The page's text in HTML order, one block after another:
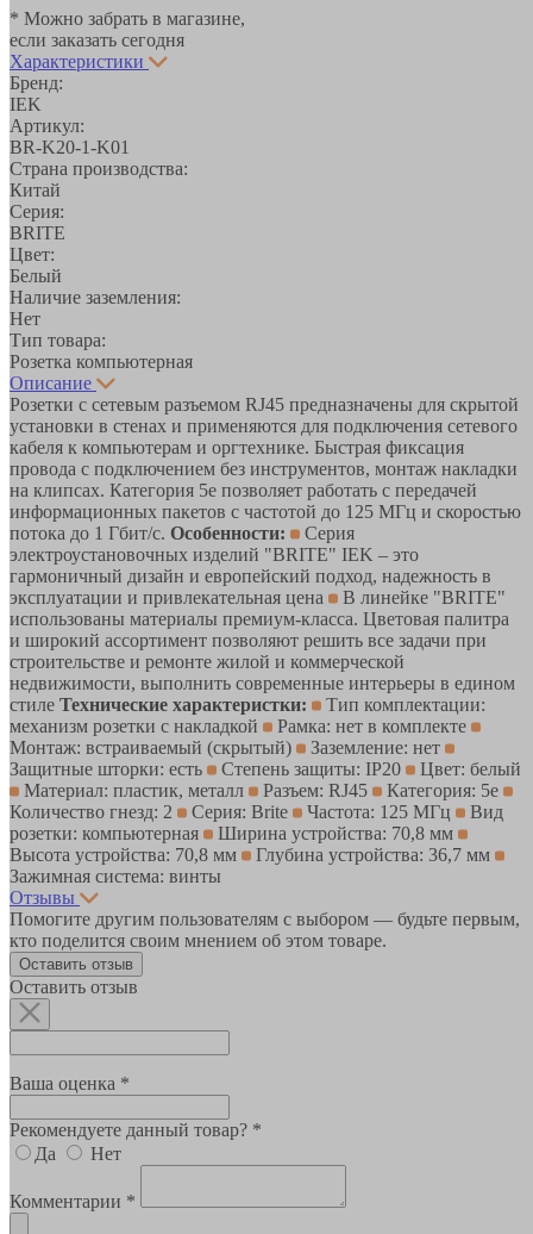
* Можно забрать в магазине,
если заказать сегодня
Характеристики
Бренд:
IEK
Артикул:
BR-K20-1-K01
Страна производства:
Китай
Серия:
BRITE
Цвет:
Белый
Наличие заземления:
Нет
Тип товара:
Розетка компьютерная
Описание
Розетки с сетевым разъемом RJ45 предназначены для скрытой
установки в стенах и применяются для подключения сетевого
кабеля к компьютерам и оргтехнике. Быстрая фиксация
провода с подключением без инструментов, монтаж накладки
на клипсах. Категория 5е позволяет работать с передачей
информационных пакетов с частотой до 125 МГц и скоростью
потока до 1 Гбит/с. Особенности:
Серия
электроустановочных изделий "BRITE" IEK – это
гармоничный дизайн и европейский подход, надежность в
эксплуатации и привлекательная цена
В линейке "BRITE"
использованы материалы премиум-класса. Цветовая палитра
и широкий ассортимент позволяют решить все задачи при
строительстве и ремонте жилой и коммерческой
недвижимости, выполнить современные интерьеры в едином
стиле Технические характеристки:
Тип комплектации:
механизм розетки с накладкой
Рамка: нет в комплекте
Монтаж: встраиваемый (скрытый)
Заземление: нет
Защитные шторки: есть
Степень защиты: IP20
Цвет: белый
Материал: пластик, металл
Разъем: RJ45
Категория: 5е
Количество гнезд: 2
Серия: Brite Частота: 125 МГц
Вид
розетки: компьютерная
Ширина устройства: 70,8 мм
Высота устройства: 70,8 мм
Глубина устройства: 36,7 мм
Зажимная система: винты
Отзывы
Помогите другим пользователям с выбором — будьте первым,
кто поделится своим мнением об этом товаре.
Оставить отзыв
Оставить отзыв
Ваша оценка *
Рекомендуете данный товар? *
Да
Нет
Комментарии *